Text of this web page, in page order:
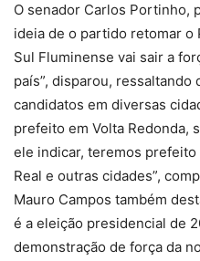
O senador Carlos Portinho,
ideia de o partido retomar o
Sul Fluminense vai sair a
país”, disparou,
candidatos em diversas
prefeito em Volta Redonda,
ele indicar, teremos
Real e outras cidades”,
Mauro Campos também
é a eleição presidencial de
demonstração de força da